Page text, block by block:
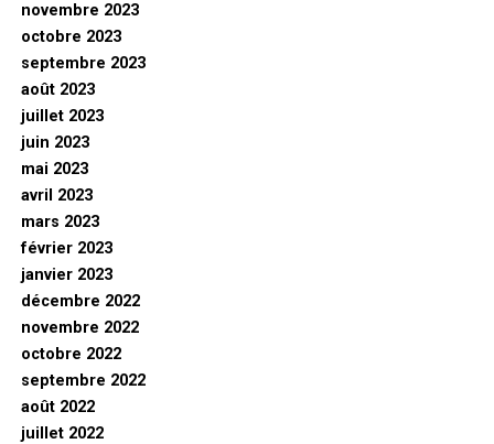
novembre 2023
octobre 2023
septembre 2023
août 2023
juillet 2023
juin 2023
mai 2023
avril 2023
mars 2023
février 2023
janvier 2023
décembre 2022
novembre 2022
octobre 2022
septembre 2022
août 2022
juillet 2022